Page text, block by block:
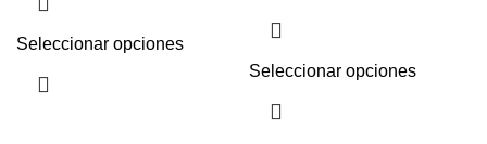
Seleccionar opciones
Seleccionar opciones